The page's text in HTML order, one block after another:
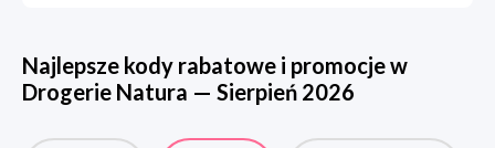
Najlepsze kody rabatowe i promocje w
Drogerie Natura — Sierpień 2026